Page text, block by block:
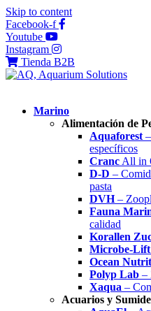
Skip to content
Facebook-f
Youtube
Instagram
Tienda B2B
Marino
Alimentación de
Aquaforest
específicos
Cranc All in
D-D –
pasta
DVH–
Fauna
calidad
Korallen
Microbe-Lift
Ocean
Polyp Lab –
Xaqua –
Acuarios y